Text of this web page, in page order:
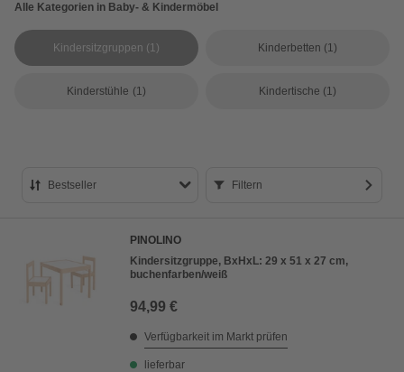
Alle Kategorien in Baby- & Kindermöbel
Kindersitzgruppen (1) Kinderbetten (1)
Kinderstühle (1) Kindertische (1)
Bestseller
Preis aufsteigend
Preis absteigend
Filtern
PINOLINO
Kindersitzgruppe, BxHxL: 29 x 51 x 27 cm,
buchenfarben/weiß
94,99 €
Verfügbarkeit im Markt prüfen
lieferbar